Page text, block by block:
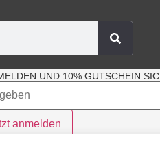
UND 10% GUTSCHEIN